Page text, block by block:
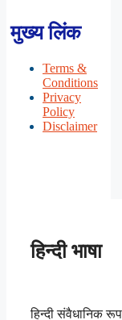
मुख्य लिंक
Terms &
Conditions
Privacy
Policy
Disclaimer
हिन्दी भाषा
हिन्दी संवैधानिक